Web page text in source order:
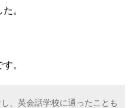
。
。
、英会話学校に通ったことも